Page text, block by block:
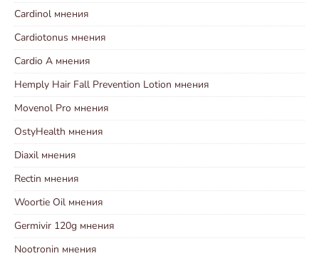
Cardinol мнения
Cardiotonus мнения
Cardio A мнения
Hemply Hair Fall Prevention Lotion мнения
Movenol Pro мнения
OstyHealth мнения
Diaxil мнения
Rectin мнения
Woortie Oil мнения
Germivir 120g мнения
Nootronin мнения